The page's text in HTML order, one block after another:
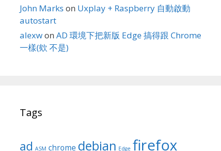
John Marks on Uxplay + Raspberry 自動啟動
autostart
alexwon AD 環境下把新版 Edge 搞得跟 Chrome
一樣(欸 不是)
Tags
ad ASM chrome debian Edge firefox